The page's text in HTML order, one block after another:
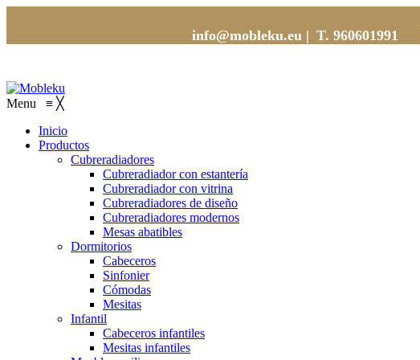
info@mobleku.eu | T. 960601991
Menu ≡ ╳
Inicio
Productos
Cubreradiadores
Cubreradiador con estantería
Cubreradiador con vitrina
Cubreradiadores de diseño
Cubreradiadores modernos
Mesas abatibles
Dormitorios
Cabeceros
Sinfonier
Cómodas
Mesitas
Infantil
Cabeceros infantiles
Mesitas infantiles